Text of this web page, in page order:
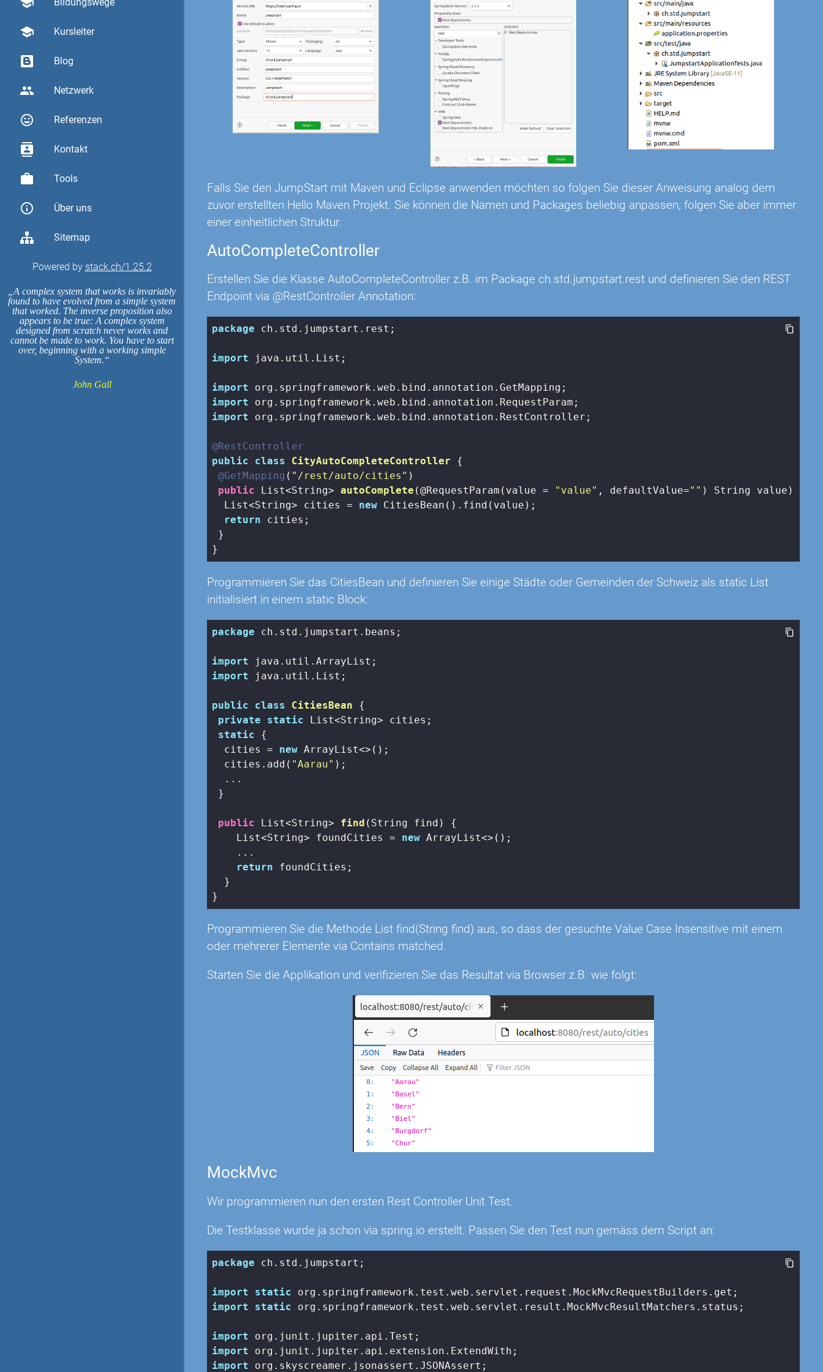
school Kursleiter
Blog
group Netzwerk
sentiment_very_satisfied Referenzen
contacts Kontakt
work Tools
info_outline Über uns
Sitemap
Powered by stack.ch/1.25.2
A complex system that works is invariably
found to have evolved from a simple system
that worked. The inverse proposition also
appears to be true: A complex system
designed from scratch never works and
cannot be made to work. You have to start
over, beginning with a working simple
System.
John Gall
Falls Sie den JumpStart mit Maven und Eclipse anwenden möchten so folgen Sie dieser Anweisung analog dem
zuvor erstellten Hello Maven Projekt. Sie können die Namen und Packages beliebig anpassen, folgen Sie aber immer
einer einheitlichen Struktur.
AutoCompleteController
Erstellen Sie die Klasse AutoCompleteController z.B. im Package ch.std.jumpstart.rest und definieren Sie den REST
Endpoint via @RestController Annotation:
package ch.std.jumpstart.rest;
import java.util.List;
import
import
import org.springframework.web.bind.annotation.RestController;
@RestController
public
class CityAutoCompleteController
{
@GetMapping ( "/rest/auto/cities" )
public List<String> autoComplete (@RequestParam(value = "value" , defaultValue="" ) String value)
  List<String> cities =
new CitiesBean().find(value);
return cities;
}
}
Programmieren Sie das CitiesBean und definieren Sie einige Städte oder Gemeinden der Schweiz als static List
initialisiert in einem static Block:
package ch.std.jumpstart.beans;
import
import java.util.List;
public class CitiesBean
{
private
static List<String> cities;
static {
  cities =
new ArrayList<>();
  cities.add(
"Aarau" );
  ...
}
public List<String> find (String find)
{
    List<String> foundCities =
new ArrayList<>();
    ...
return foundCities;
  }
}
Programmieren Sie die Methode List find(String find) aus, so dass der gesuchte Value Case Insensitive mit einem
oder mehrerer Elemente via Contains matched.
Starten Sie die Applikation und verifizieren Sie das Resultat via Browser z.B. wie folgt:
MockMvc
Wir programmieren nun den ersten Rest Controller Unit Test.
Die Testklasse wurde ja schon via spring.io erstellt. Passen Sie den Test nun gemäss dem Script an:
package ch.std.jumpstart;
import static
import
static org.springframework.test.web.servlet.result.MockMvcResultMatchers.status;
import
import
import